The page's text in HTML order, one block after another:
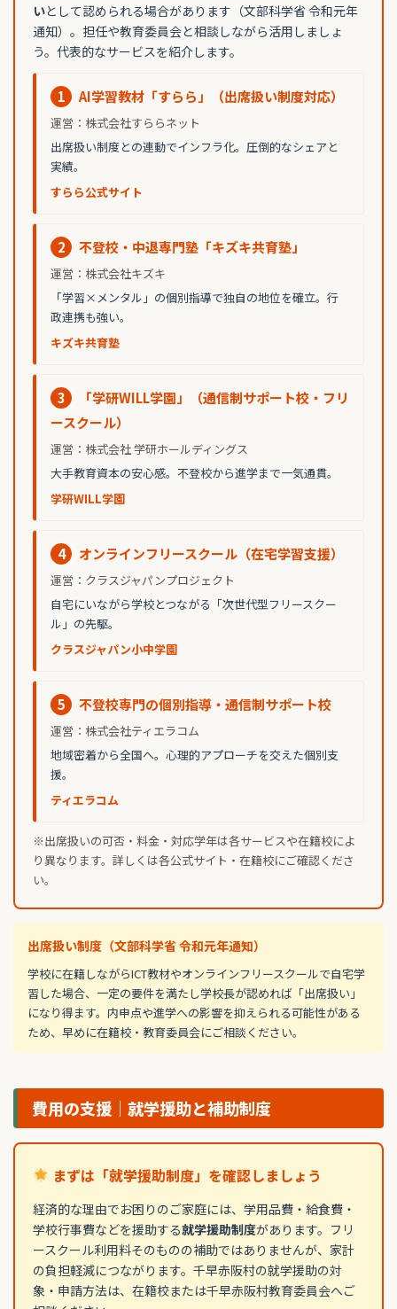
いとして認められる場合があります（文部科学省 令和元年
通知）。担任や教育委員会と相談しながら活用しましょ
う。代表的なサービスを紹介します。
1 AI学習教材「すらら」（出席扱い制度対応）
運営：株式会社すららネット
出席扱い制度との連動でインフラ化。圧倒的なシェアと
実績。
すらら公式サイト
2 不登校・中退専門塾「キズキ共育塾」
運営：株式会社キズキ
「学習×メンタル」の個別指導で独自の地位を確立。行
政連携も強い。
キズキ共育塾
3
「学研WILL学園」（通信制サポート校・フリ
ースクール）
運営：株式会社 学研ホールディングス
大手教育資本の安心感。不登校から進学まで一気通貫。
学研WILL学園
4 オンラインフリースクール（在宅学習支援）
運営：クラスジャパンプロジェクト
自宅にいながら学校とつながる「次世代型フリースクー
ル」の先駆。
クラスジャパン小中学園
5 不登校専門の個別指導・通信制サポート校
運営：株式会社ティエラコム
地域密着から全国へ。心理的アプローチを交えた個別支
援。
ティエラコム
※出席扱いの可否・料金・対応学年は各サービスや在籍校によ
り異なります。詳しくは各公式サイト・在籍校にご確認くださ
い。
出席扱い制度（文部科学省 令和元年通知）
学校に在籍しながらICT教材やオンラインフリースクールで自宅学
習した場合、一定の要件を満たし学校長が認めれば「出席扱い」
になり得ます。内申点や進学への影響を抑えられる可能性がある
ため、早めに在籍校・教育委員会にご相談ください。
費用の支援｜就学援助と補助制度
まずは「就学援助制度」を確認しましょう
経済的な理由でお困りのご家庭には、学用品費・給食費・
学校行事費などを援助する就学援助制度があります。フリ
ースクール利用料そのものの補助ではありませんが、家計
の負担軽減につながります。千早赤阪村の就学援助の対
象・申請方法は、在籍校または千早赤阪村教育委員会へご